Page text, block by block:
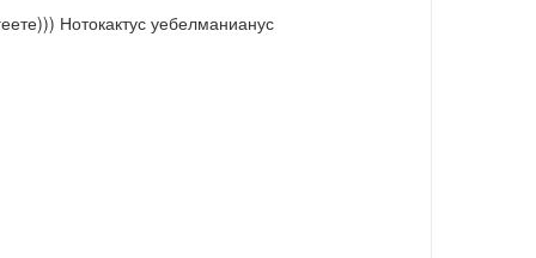
Нотокактус уебелманианус